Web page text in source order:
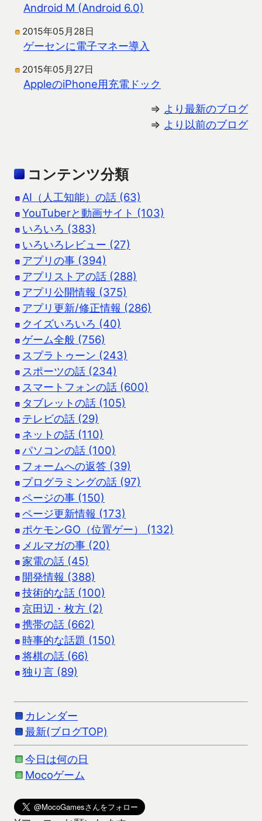
Android M (Android 6.0)
2015年05月28日
ゲーセンに電子マネー導入
2015年05月27日
AppleのiPhone用充電ドック
⇒ より最新のブログ
⇒ より以前のブログ
コンテンツ分類
AI（人工知能）の話 (63)
YouTuberと動画サイト (103)
いろいろ (383)
いろいろレビュー (27)
アプリの事 (394)
アプリストアの話 (288)
アプリ公開情報 (375)
アプリ更新/修正情報 (286)
クイズいろいろ (40)
ゲーム全般 (756)
スプラトゥーン (243)
スポーツの話 (234)
スマートフォンの話 (600)
タブレットの話 (105)
テレビの話 (29)
ネットの話 (110)
パソコンの話 (100)
フォームへの返答 (39)
プログラミングの話 (97)
ページの事 (150)
ページ更新情報 (173)
ポケモンGO（位置ゲー） (132)
メルマガの事 (20)
家電の話 (45)
開発情報 (388)
技術的な話 (100)
京田辺・枚方 (2)
携帯の話 (662)
時事的な話題 (150)
将棋の話 (66)
独り言 (89)
カレンダー
最新(ブログTOP)
今日は何の日
Mocoゲーム